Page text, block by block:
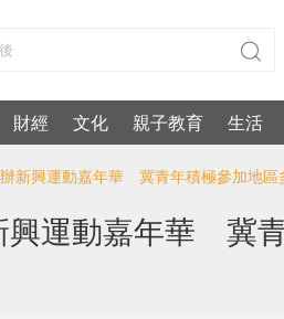
財經 文化 親子教育 生活
新興運動嘉年華 冀青年積極參加地區
興運動嘉年華 冀